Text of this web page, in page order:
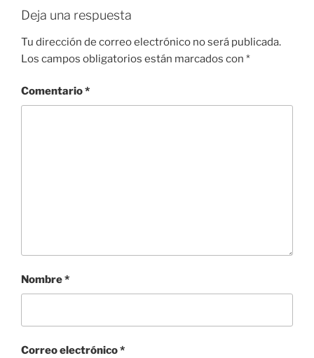
Deja una respuesta
Tu dirección de correo electrónico no será publicada.
Los campos obligatorios están marcados con *
Comentario*
Nombre*
Correo electrónico*